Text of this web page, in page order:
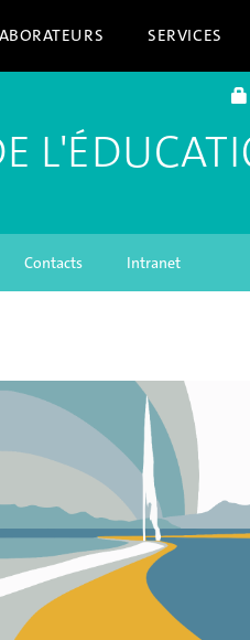
SERVICES
Contacts Intranet